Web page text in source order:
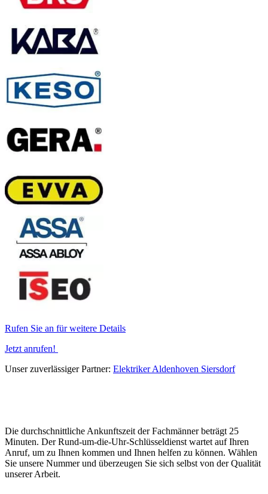
Rufen Sie an für weitere Details
Jetzt anrufen!
Unser zuverlässiger Partner: Elektriker Aldenhoven Siersdorf
Die durchschnittliche Ankunftszeit der Fachmänner beträgt 25
Minuten. Der Rund-um-die-Uhr-Schlüsseldienst wartet auf Ihren
Anruf, um zu Ihnen kommen und Ihnen helfen zu können. Wählen
Sie unsere Nummer und überzeugen Sie sich selbst von der Qualität
unserer Arbeit.